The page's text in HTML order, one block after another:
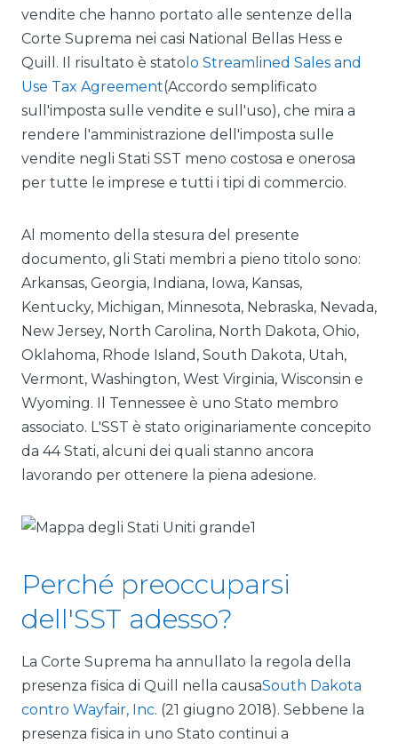
vendite che hanno portato alle sentenze della
Corte Suprema nei casi National Bellas Hess e
Quill. Il risultato è stato lo Streamlined Sales and
Use Tax Agreement(Accordo semplificato
sull'imposta sulle vendite e sull'uso), che mira a
rendere l'amministrazione dell'imposta sulle
vendite negli Stati SST meno costosa e onerosa
per tutte le imprese e tutti i tipi di commercio.
Al momento della stesura del presente
documento, gli Stati membri a pieno titolo sono:
Arkansas, Georgia, Indiana, Iowa, Kansas,
Kentucky, Michigan, Minnesota, Nebraska, Nevada,
New Jersey, North Carolina, North Dakota, Ohio,
Oklahoma, Rhode Island, South Dakota, Utah,
Vermont, Washington, West Virginia, Wisconsin e
Wyoming. Il Tennessee è uno Stato membro
associato. L'SST è stato originariamente concepito
da 44 Stati, alcuni dei quali stanno ancora
lavorando per ottenere la piena adesione.
Perché preoccuparsi
dell'SST adesso?
La Corte Suprema ha annullato la regola della
presenza fisica di Quill nella causaSouth Dakota
contro Wayfair, Inc. (21 giugno 2018). Sebbene la
presenza fisica in uno Stato continui a